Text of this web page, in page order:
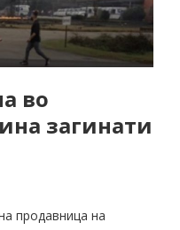
во
загинати
продавница на